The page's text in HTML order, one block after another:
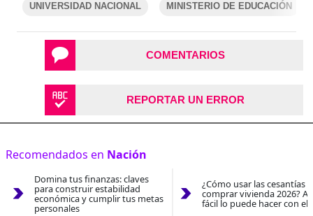
UNIVERSIDAD NACIONAL MINISTERIO DE EDUCACIÓN
COMENTARIOS
REPORTAR UN ERROR
Recomendados en Nación
Domina tus finanzas: claves
para construir estabilidad
económica y cumplir tus metas
personales
¿Cómo usar las cesantías
comprar vivienda 2026?
fácil lo puede hacer con el